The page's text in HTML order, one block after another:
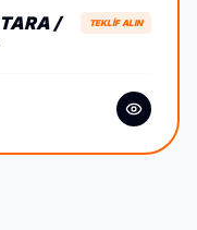
/
TEKLİF ALIN